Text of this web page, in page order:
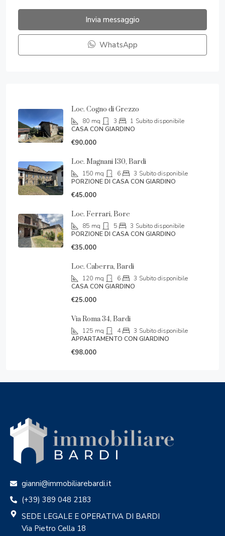
Invia messaggio
WhatsApp
Loc. Cogno di Grezzo
80 mq 3 1 Subito disponibile
CASA CON GIARDINO
€90.000
Loc. Magnani 130, Bardi
150 mq 6 3 Subito disponibile
PORZIONE DI CASA CON GIARDINO
€45.000
Loc. Ferrari, Bore
85 mq 5 3 Subito disponibile
PORZIONE DI CASA CON GIARDINO
€35.000
Loc. Caberra, Bardi
120 mq 6 3 Subito disponibile
CASA CON GIARDINO
€25.000
Via Roma 34, Bardi
125 mq 4 3 Subito disponibile
APPARTAMENTO CON GIARDINO
€98.000
gianni@immobiliarebardi.it
(+39) 389 048 2183
SEDE LEGALE E OPERATIVA DI BARDI
Via Pietro Cella 18